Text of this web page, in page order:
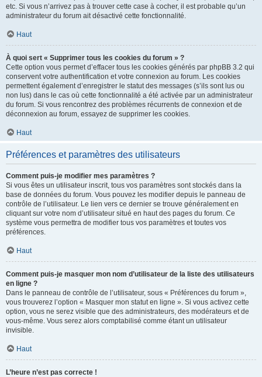
etc. Si vous n’arrivez pas à trouver cette case à cocher, il est probable qu’un
administrateur du forum ait désactivé cette fonctionnalité.
Haut
À quoi sert « Supprimer tous les cookies du forum » ?
Cette option vous permet d’effacer tous les cookies générés par phpBB 3.2 qui
conservent votre authentification et votre connexion au forum. Les cookies
permettent également d’enregistrer le statut des messages (s’ils sont lus ou
non lus) dans le cas où cette fonctionnalité a été activée par un administrateur
du forum. Si vous rencontrez des problèmes récurrents de connexion et de
déconnexion au forum, essayez de supprimer les cookies.
Haut
Préférences et paramètres des utilisateurs
Comment puis-je modifier mes paramètres ?
Si vous êtes un utilisateur inscrit, tous vos paramètres sont stockés dans la
base de données du forum. Vous pouvez les modifier depuis le panneau de
contrôle de l’utilisateur. Le lien vers ce dernier se trouve généralement en
cliquant sur votre nom d’utilisateur situé en haut des pages du forum. Ce
système vous permettra de modifier tous vos paramètres et toutes vos
préférences.
Haut
Comment puis-je masquer mon nom d’utilisateur de la liste des utilisateurs
en ligne ?
Dans le panneau de contrôle de l’utilisateur, sous « Préférences du forum »,
vous trouverez l’option « Masquer mon statut en ligne ». Si vous activez cette
option, vous ne serez visible que des administrateurs, des modérateurs et de
vous-même. Vous serez alors comptabilisé comme étant un utilisateur
invisible.
Haut
L’heure n’est pas correcte !